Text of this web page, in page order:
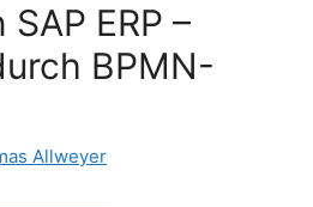
ERP –
BPMN-
Allweyer